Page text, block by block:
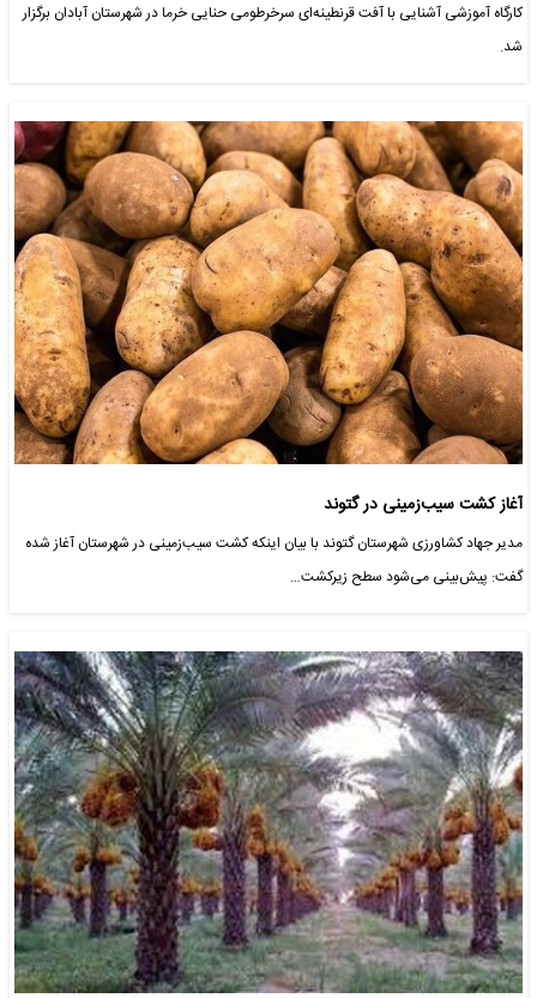
کارگاه آموزشی آشنایی با آفت قرنطینه‌ای سرخرطومی حنایی خرما در شهرستان آبادان برگزار
شد.
آغاز کشت سیب‌زمینی در گتوند
مدیر جهاد کشاورزی شهرستان گتوند با بیان اینکه کشت سیب‌زمینی در شهرستان آغاز شده
گفت: پیش‌بینی می‌شود سطح زیرکشت…